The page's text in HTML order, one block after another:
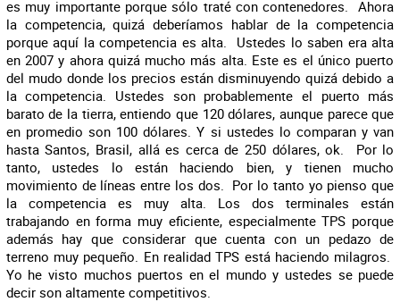
es muy importante porque sólo traté con contenedores. Ahora
la competencia, quizá deberíamos hablar de la competencia
porque aquí la competencia es alta. Ustedes lo saben era alta
en 2007 y ahora quizá mucho más alta. Este es el único puerto
del mudo donde los precios están disminuyendo quizá debido a
la competencia. Ustedes son probablemente el puerto más
barato de la tierra, entiendo que 120 dólares, aunque parece que
en promedio son 100 dólares. Y si ustedes lo comparan y van
hasta Santos, Brasil, allá es cerca de 250 dólares, ok. Por lo
tanto, ustedes lo están haciendo bien, y tienen mucho
movimiento de líneas entre los dos. Por lo tanto yo pienso que
la competencia es muy alta. Los dos terminales están
trabajando en forma muy eficiente, especialmente TPS porque
además hay que considerar que cuenta con un pedazo de
terreno muy pequeño. En realidad TPS está haciendo milagros.
Yo he visto muchos puertos en el mundo y ustedes se puede
decir son altamente competitivos.